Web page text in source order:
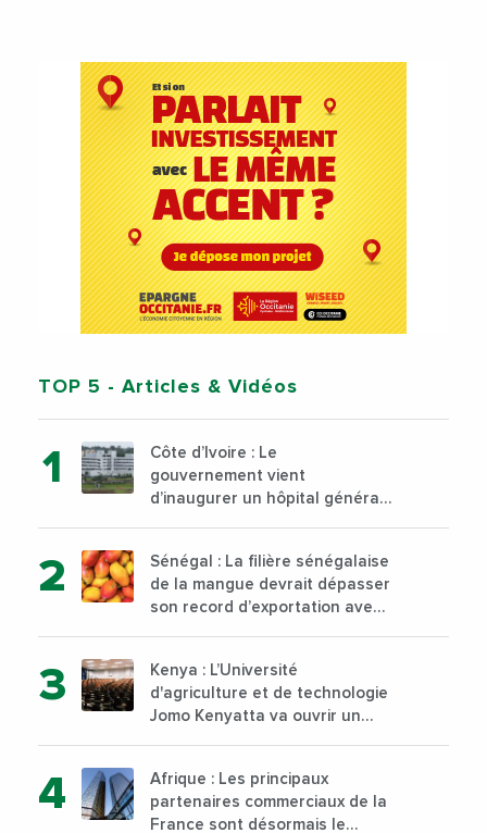
TOP 5 - Articles & Vidéos
Côte d’Ivoire : Le
gouvernement vient
d’inaugurer un hôpital général
Sénégal : La filière sénégalaise
de la mangue devrait dépasser
son record d’exportation avec
Kenya : L’Université
d'agriculture et de technologie
Jomo Kenyatta va ouvrir un
sur son campus de Karen à
Nairobi dès janvier 2023
Afrique : Les principaux
partenaires commerciaux de la
France sont désormais le